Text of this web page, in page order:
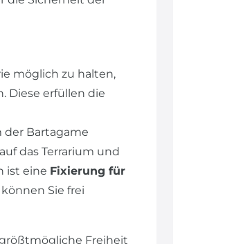
möglich zu halten,
Diese erfüllen die
Bartagame
das Terrarium und
ist eine Fixierung für
Sie frei
Freiheit